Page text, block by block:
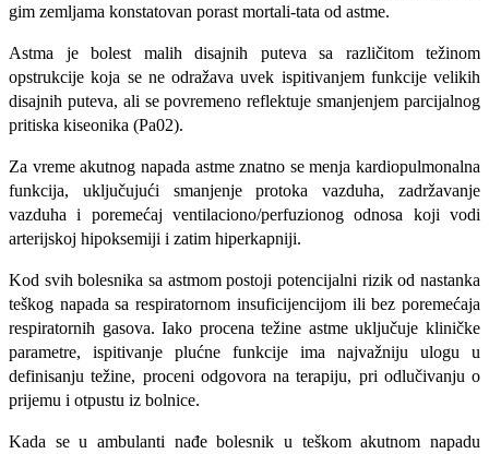
gim zemljama konstatovan porast mortali-tata od astme.
Astma je bolest malih disajnih puteva sa različitom težinom
opstrukcije koja se ne odražava uvek ispitivanjem funkcije velikih
disajnih puteva, ali se povremeno reflektuje smanje­njem parcijalnog
pritiska kiseonika (Pa02).
Za vreme akutnog napada astme znatno se menja kardiopulmonalna
funkcija, uklju­čujući smanjenje protoka vazduha, zadrža­vanje
vazduha i poremećaj ventilaciono/perfuzionog odnosa koji vodi
arterijskoj hipoksemiji i zatim hiperkapniji.
Kod svih bolesnika sa astmom postoji potencijalni rizik od nastanka
teškog napa­da sa respiratornom insuficijencijom ili bez poremećaja
respiratornih gasova. Iako procena težine astme uključuje kliničke
para­metre, ispitivanje plućne funkcije ima naj­važniju ulogu u
definisanju težine, proceni odgovora na terapiju, pri odlučivanju o
prijemu i otpustu iz bolnice.
Kada se u ambulanti nađe bolesnik u teškom akutnom napadu